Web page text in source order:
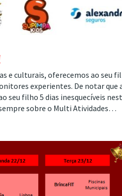
e culturais, oferecemos ao seu
experientes. De notar que
seu filho 5 dias inesquecíveis
sobre o Multi Atividades…